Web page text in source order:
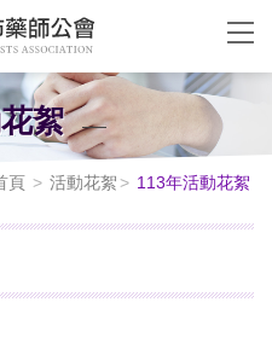
絮
頁 活動花絮 113年活動花絮